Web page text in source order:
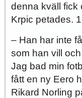
denna kväll fick
Krpic petades.
– Han har inte
som han vill
Jag bad min
fått en ny Eero
Rikard Norling